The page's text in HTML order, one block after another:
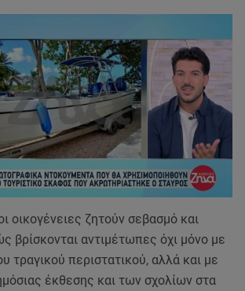
οικογένειες ζητούν σεβασμό και
βρίσκονται αντιμέτωπες όχι μόνο με
τραγικού περιστατικού, αλλά και με
έκθεσης και των σχολίων στα